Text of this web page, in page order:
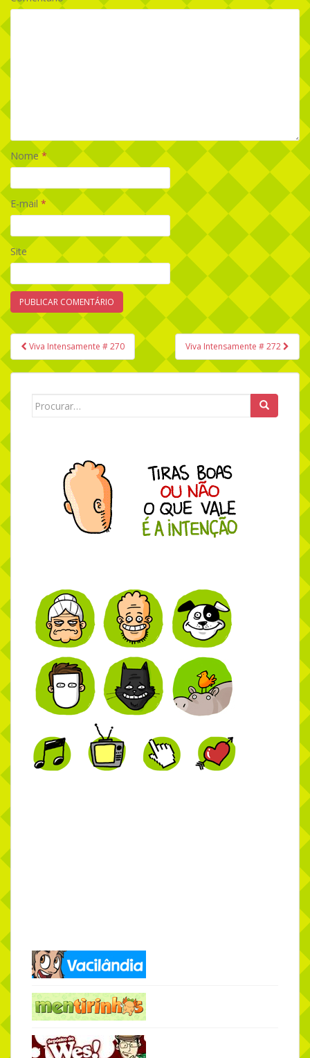
Nome*
E-mail *
Site
Navegação de Post
Viva Intensamente # 270 Viva Intensamente # 272
Search for: